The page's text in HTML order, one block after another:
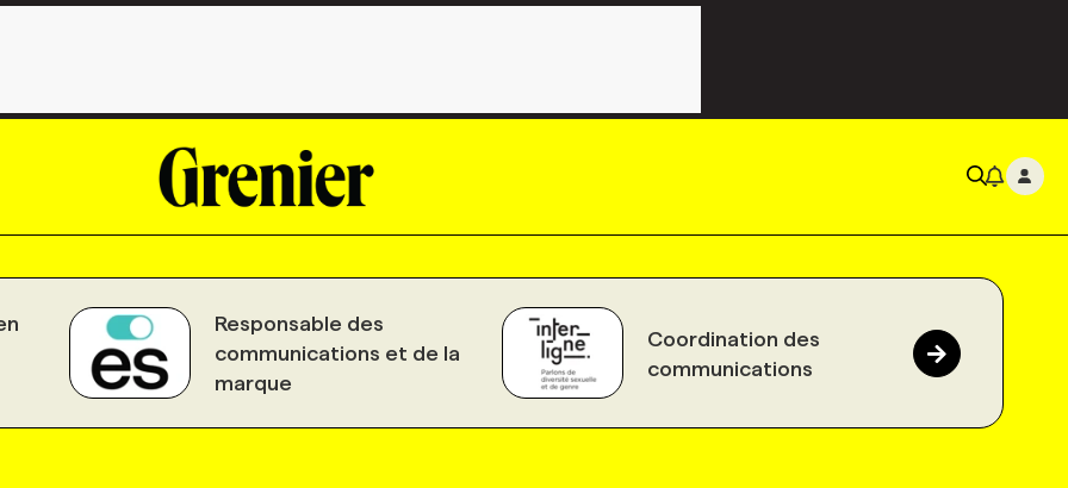
Responsable des
communications et de la
marque
Coordination des
communications